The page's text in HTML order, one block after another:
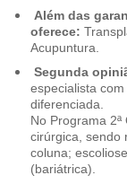
Além das
oferece:
Acupuntura.
Segunda
especialista
diferenciada.
No Programa
cirúrgica, sendo
coluna;
(bariátrica).